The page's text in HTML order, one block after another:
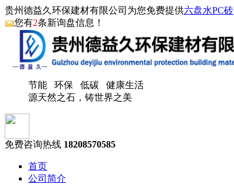
贵州德益久环保建材有限公司为您免费提供六盘水PC砖
您有2条新询盘信息！
节能 环保 低碳 健康生活
源天然之石，铸世界之美
免费咨询热线 18208570585
首页
公司简介